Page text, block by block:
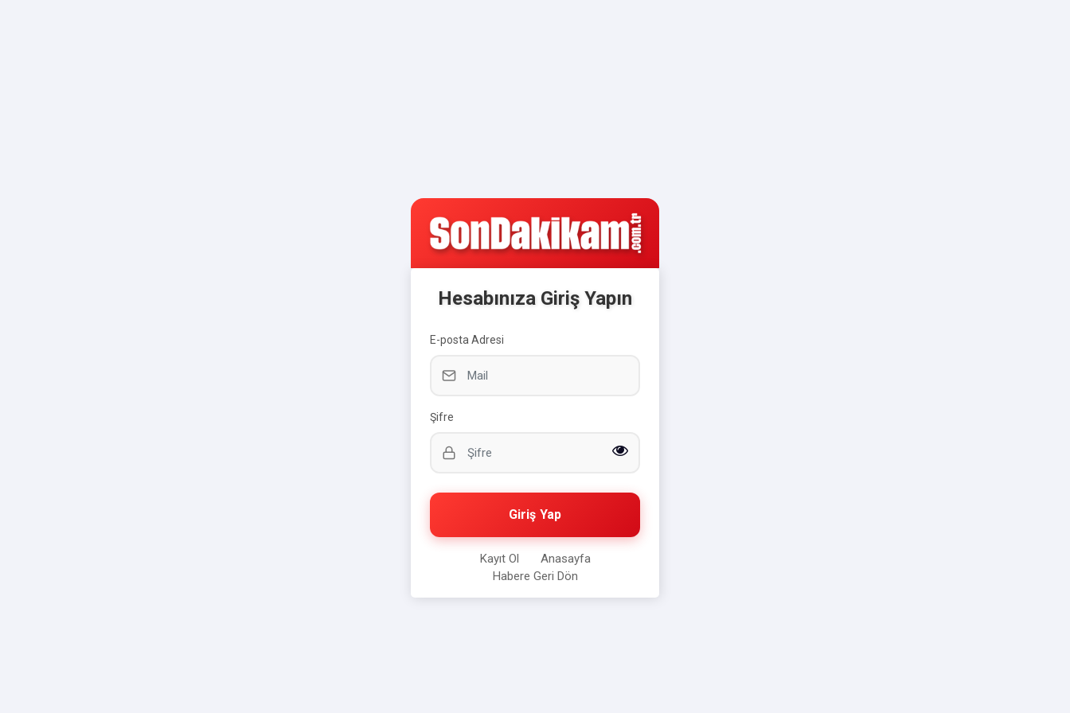
Hesabınıza Giriş Yapın
E-posta Adresi
Şifre
Giriş Yap
Kayıt Ol
Anasayfa
Habere Geri Dön